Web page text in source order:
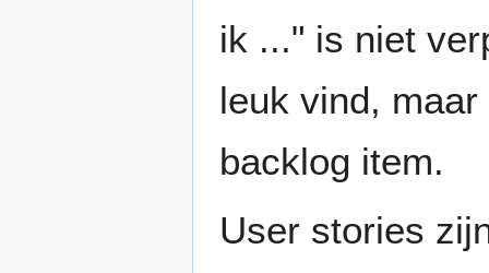
ik ..." is niet
leuk vind,
backlog item.
User stories